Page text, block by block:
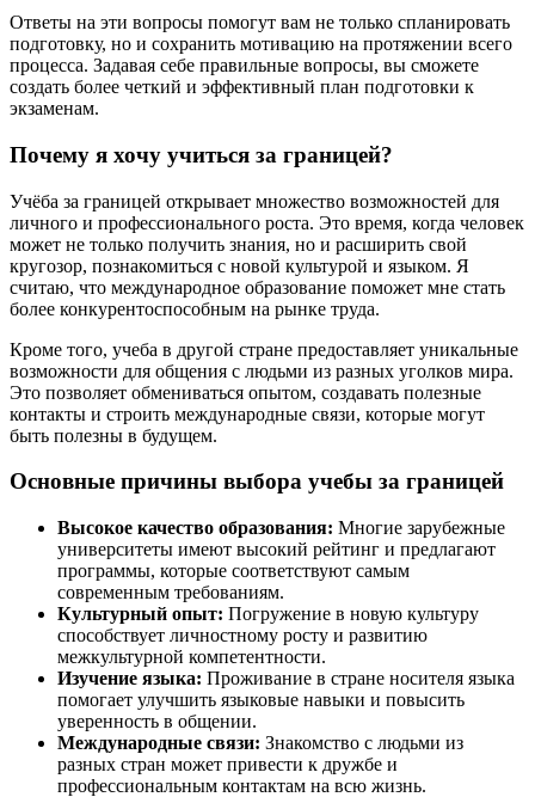
Ответы на эти вопросы помогут вам не только спланировать
подготовку, но и сохранить мотивацию на протяжении всего
процесса. Задавая себе правильные вопросы, вы сможете
создать более четкий и эффективный план подготовки к
экзаменам.
Почему я хочу учиться за границей?
Учёба за границей открывает множество возможностей для
личного и профессионального роста. Это время, когда человек
может не только получить знания, но и расширить свой
кругозор, познакомиться с новой культурой и языком. Я
считаю, что международное образование поможет мне стать
более конкурентоспособным на рынке труда.
Кроме того, учеба в другой стране предоставляет уникальные
возможности для общения с людьми из разных уголков мира.
Это позволяет обмениваться опытом, создавать полезные
контакты и строить международные связи, которые могут
быть полезны в будущем.
Основные причины выбора учебы за границей
Высокое качество образования: Многие зарубежные
университеты имеют высокий рейтинг и предлагают
программы, которые соответствуют самым
современным требованиям.
Культурный опыт: Погружение в новую культуру
способствует личностному росту и развитию
межкультурной компетентности.
Изучение языка: Проживание в стране носителя языка
помогает улучшить языковые навыки и повысить
уверенность в общении.
Международные связи: Знакомство с людьми из
разных стран может привести к дружбе и
профессиональным контактам на всю жизнь.